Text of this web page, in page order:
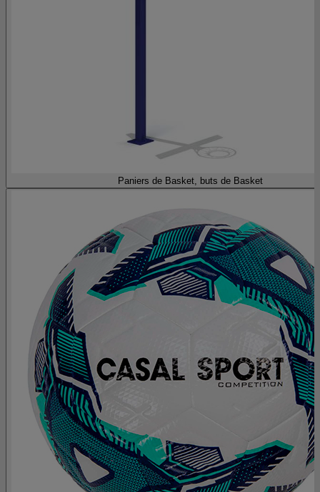
Paniers de Basket, buts de Basket